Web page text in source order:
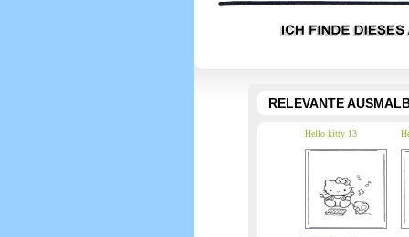
RELEVANTE
Hello kitty 13